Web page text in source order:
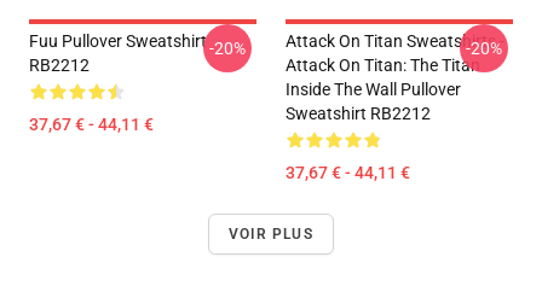
Fuu Pullover Sweatshirt
RB2212
37,67 € - 44,11 €
-20%
Attack On Titan Sweatshirts -
Attack On Titan: The Titan
Inside The Wall Pullover
Sweatshirt RB2212
37,67 € - 44,11 €
-20%
VOIR PLUS